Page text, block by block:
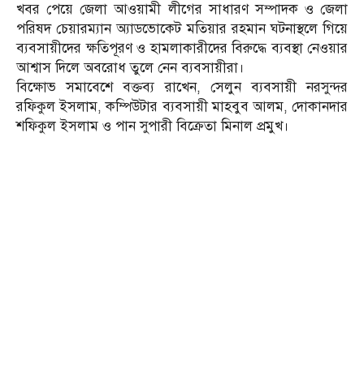
খবর পেয়ে জেলা আওয়ামী লীগের সাধারণ সম্পাদক ও জেলা
পরিষদ চেয়ারম্যান অ্যাডভোকেট মতিয়ার রহমান ঘটনাস্থলে গিয়ে
ব্যবসায়ীদের ক্ষতিপূরণ ও হামলাকারীদের বিরুদ্ধে ব্যবস্থা নেওয়ার
আশ্বাস দিলে অবরোধ তুলে নেন ব্যবসায়ীরা।
বিক্ষোভ সমাবেশে বক্তব্য রাখেন, সেলুন ব্যবসায়ী নরসুন্দর
রফিকুল ইসলাম, কম্পিউটার ব্যবসায়ী মাহবুব আলম, দোকানদার
শফিকুল ইসলাম ও পান সুপারী বিক্রেতা মিনাল প্রমুখ।